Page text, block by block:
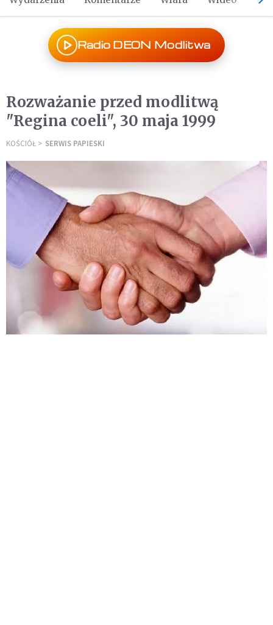
Radio DEON Modlitwa
Rozważanie przed modlitwą
"Regina coeli", 30 maja 1999
KOŚCIÓŁ SERWIS PAPIESKI